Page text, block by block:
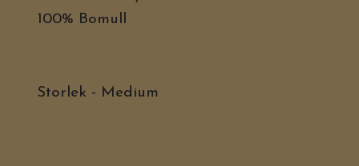
100% Bomull
Storlek - Medium